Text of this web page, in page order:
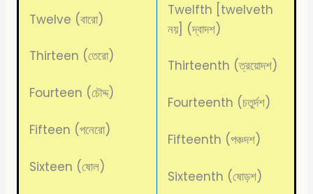
Twelve (বারো)
Thirteen (তেরো)
Fourteen (চৌদ্দ)
Fifteen (পনেরো)
Sixteen (ষোল)
Twelfth [twelveth
নয়] (দ্বাদশ)
Thirteenth (ত্রয়োদশ)
Fourteenth (চতুর্দশ)
Fifteenth (পঞ্চদশ)
Sixteenth (ষোড়শ)